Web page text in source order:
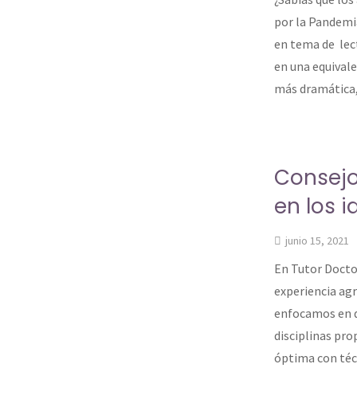
por la
en tema de
en una
más
en los
junio 15, 2021
En Tutor
experiencia
enfocamos en
disciplinas
óptima con